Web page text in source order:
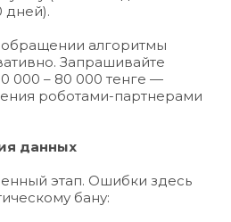
дней).
алгоритмы
Запрашивайте
000 – 80 000 тенге —
роботами-партнерами
данных
этап. Ошибки здесь
бану: